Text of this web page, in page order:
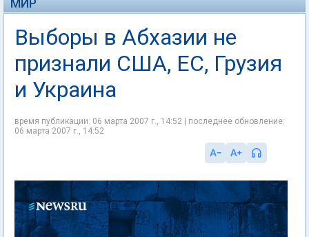
МИР
Выборы в Абхазии не
признали США, ЕС, Грузия
и Украина
время публикации: 06 марта 2007 г., 14:52 | последнее обновление:
06 марта 2007 г., 14:52